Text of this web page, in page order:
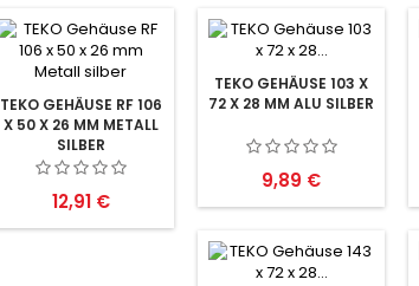
TEKO GEHÄUSE RF 106
X 50 X 26 MM METALL
SILBER
Preis
12,91 €
TEKO GEHÄUSE 103 X
72 X 28 MM ALU SILBER
Preis
9,89 €